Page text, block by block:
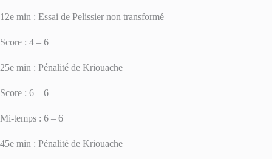
12e min : Essai de Pelissier non transformé
Score : 4 – 6
25e min : Pénalité de Kriouache
Score : 6 – 6
Mi-temps : 6 – 6
45e min : Pénalité de Kriouache